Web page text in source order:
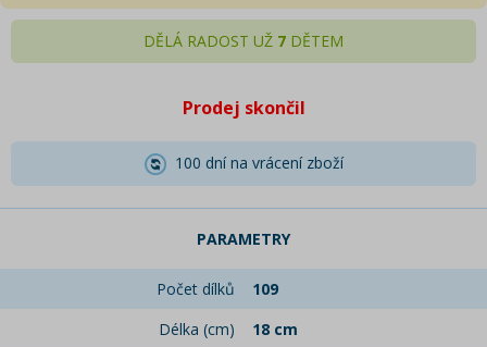
DĚLÁ RADOST UŽ 7 DĚTEM
Prodej skončil
100 dní na vrácení zboží
PARAMETRY
Počet dílků
109
Délka (cm)
18 cm